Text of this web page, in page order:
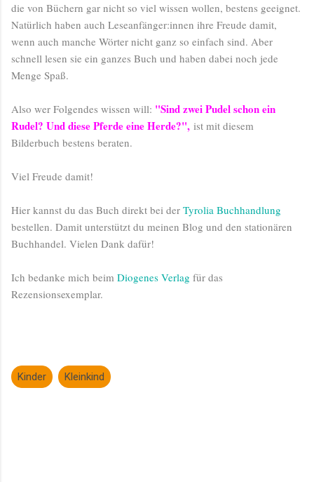
die von Büchern gar nicht so viel wissen wollen, bestens geeignet.
Natürlich haben auch Leseanfänger:innen ihre Freude damit,
wenn auch manche Wörter nicht ganz so einfach sind. Aber
schnell lesen sie ein ganzes Buch und haben dabei noch jede
Menge Spaß.
Also wer Folgendes wissen will: "Sind zwei Pudel schon ein
Rudel? Und diese Pferde eine Herde?", ist mit diesem
Bilderbuch bestens beraten.
Viel Freude damit!
Hier kannst du das Buch direkt bei der Tyrolia Buchhandlung
bestellen. Damit unterstützt du meinen Blog und den stationären
Buchhandel. Vielen Dank dafür!
Ich bedanke mich beim Diogenes Verlag für das
Rezensionsexemplar.
Kinder Kleinkind